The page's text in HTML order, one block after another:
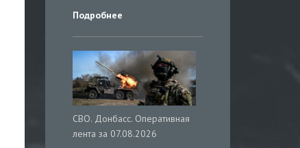
Подробнее
СВО. Донбасс. Оперативная
лента за 07.08.2026